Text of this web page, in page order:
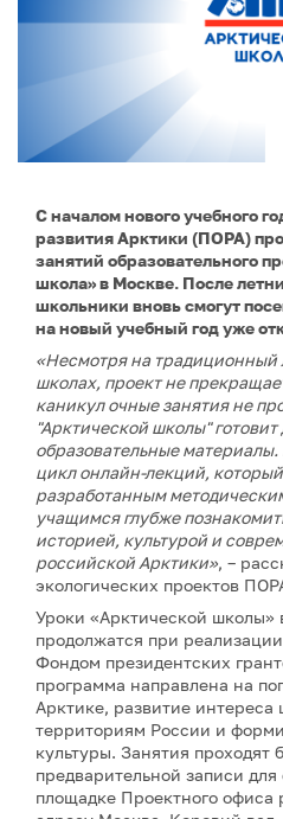
С началом нового учебного
развития Арктики (ПОРА)
занятий образовательного
школа» в Москве. После
школьники вновь смогут
на новый учебный год уже
«Несмотря на традиционный
школах, проект не
каникул очные занятия не
"Арктической школы"
образовательные материалы.
цикл онлайн-лекций,
разработанным
учащимся глубже
историей, культурой и
российской Арктики», –
экологических проектов
Уроки «Арктической школы»
продолжатся при
Фондом президентских
программа направлена на
Арктике, развитие
территориям России и
культуры. Занятия проходят
предварительной записи
площадке Проектного офиса